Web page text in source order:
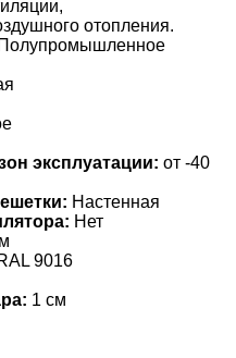
отопления.
Полупромышленное
эксплуатации: от -40
Настенная
Нет
9016
1 см